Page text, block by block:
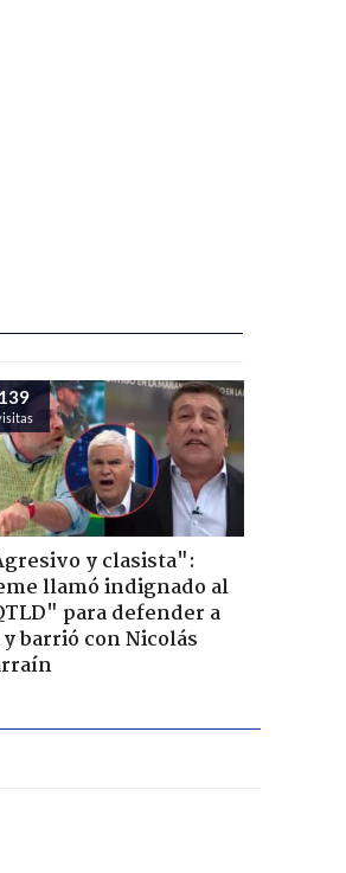
139
y clasista":
llamó indignado al
para defender a
y barrió con Nicolás